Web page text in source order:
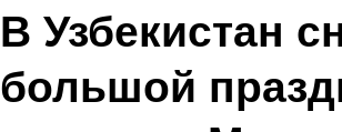
В Узбекистан
большой